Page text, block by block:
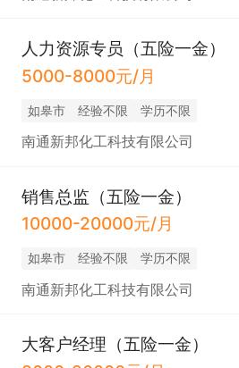
人力资源专员（五险一金）
5000-8000元/月
如皋市 经验不限 学历不限
南通新邦化工科技有限公司
销售总监（五险一金）
10000-20000元/月
如皋市 经验不限 学历不限
南通新邦化工科技有限公司
大客户经理（五险一金）